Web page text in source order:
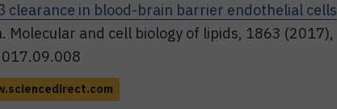
clearance in blood-brain barrier endothelial cells
Molecular and cell biology of lipids, 1863 (2017),